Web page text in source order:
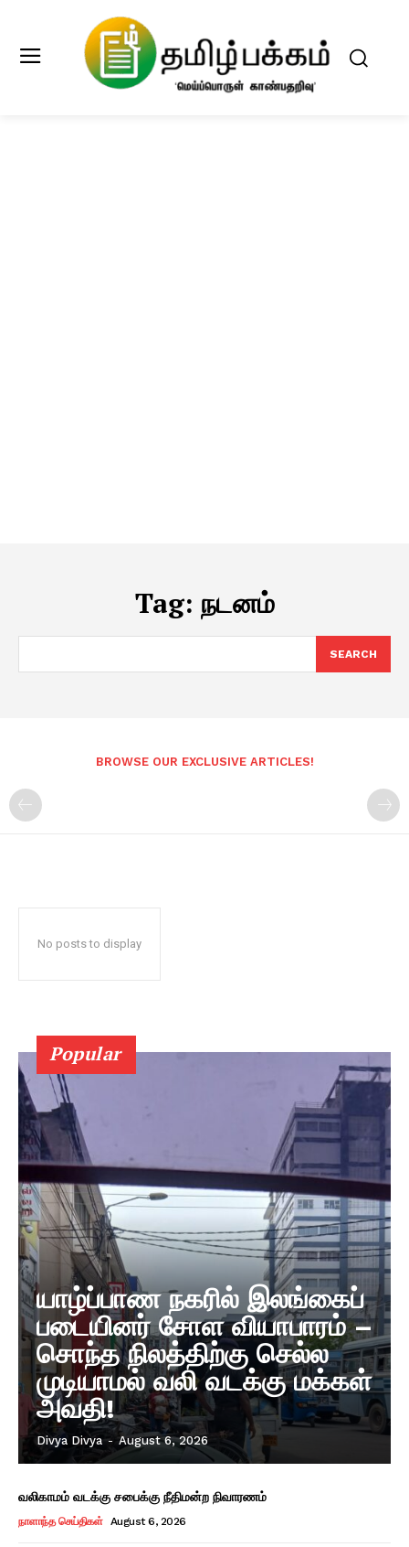
Tag: நடனம்
SEARCH
BROWSE OUR EXCLUSIVE ARTICLES!
No posts to display
Popular
யாழ்ப்பாண நகரில் இலங்கைப்
படையினர் சோள வியாபாரம் –
சொந்த நிலத்திற்கு செல்ல
முடியாமல் வலி வடக்கு மக்கள்
அவதி!
Divya Divya - August 6, 2026
வலிகாமம் வடக்கு சபைக்கு நீதிமன்ற நிவாரணம்
நாளாந்த செய்திகள் August 6, 2026